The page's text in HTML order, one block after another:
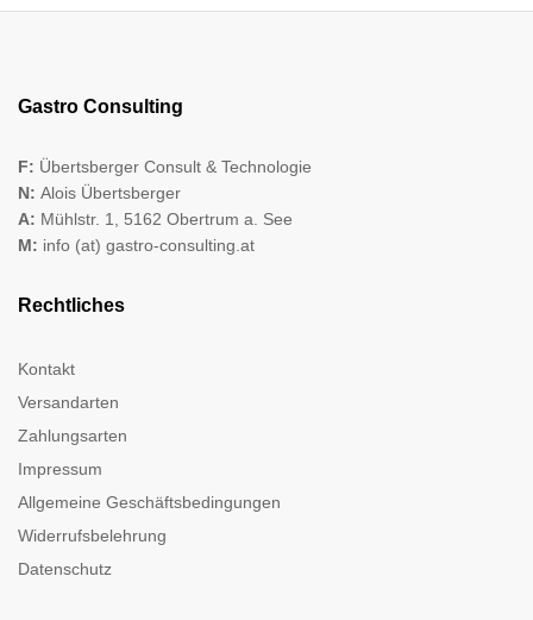
Gastro Consulting
F: Übertsberger Consult & Technologie
N: Alois Übertsberger
A: Mühlstr. 1, 5162 Obertrum a. See
M: info (at) gastro-consulting.at
Rechtliches
Kontakt
Versandarten
Zahlungsarten
Impressum
Allgemeine Geschäftsbedingungen
Widerrufsbelehrung
Datenschutz